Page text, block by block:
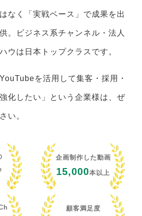
なく「実戦ベース」で成果を出
。ビジネス系チャンネル・法人
ウは日本トップクラスです。
を活用して集客・採用・
化したい」という企業様は、ぜ
い。
企画制作した動画
15,000本以上
顧客満足度